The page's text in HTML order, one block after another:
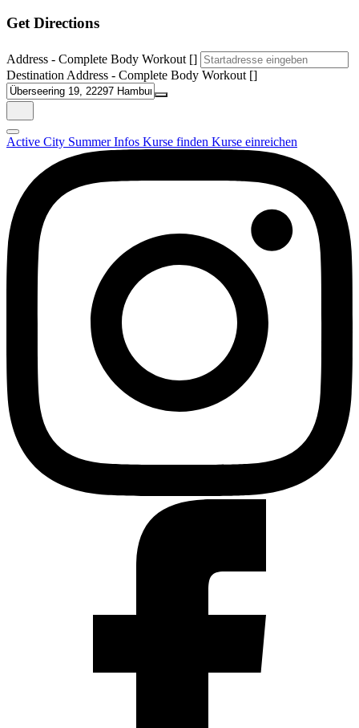
Get Directions
Address - Complete Body Workout []
Destination Address - Complete Body Workout []
Active City SummerInfos Kurse finden Kurse einreichen